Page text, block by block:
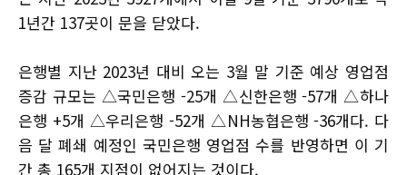
1년간 137곳이 문을 닫았다.
은행별 지난 2023년 대비 오는 3월 말 기준 예상 영업점
증감 규모는 △국민은행 -25개 △신한은행 -57개 △하나
은행 +5개 △우리은행 -52개 △NH농협은행 -36개다. 다
음 달 폐쇄 예정인 국민은행 영업점 수를 반영하면 이 기
간 총 165개 지점이 없어지는 것이다.